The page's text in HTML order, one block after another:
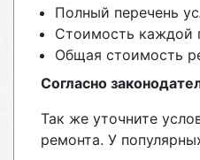
Полный перечень
Стоимость каждой
Общая стоимость
Согласно
Так же уточните
ремонта. У